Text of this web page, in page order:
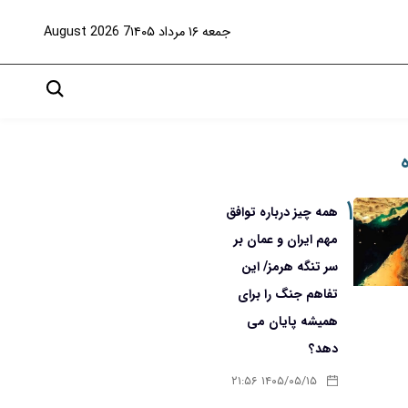
جمعه ۱۶ مرداد ۱۴۰۵ 7 August 2026
۱ همه چیز درباره توافق
مهم ایران و عمان بر
سر تنگه هرمز/ این
تفاهم جنگ را برای
همیشه پایان می
دهد؟
۱۴۰۵/۰۵/۱۵ ۲۱:۵۶